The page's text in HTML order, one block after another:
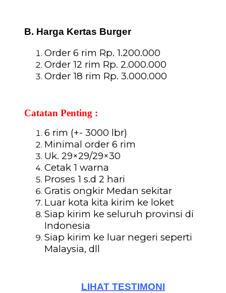
B. Harga Kertas Burger
Order 6 rim Rp. 1.200.000
Order 12 rim Rp. 2.000.000
Order 18 rim Rp. 3.000.000
Catatan Penting :
6 rim (+- 3000 lbr)
Minimal order 6 rim
Uk. 29×29/29×30
Cetak 1 warna
Proses 1 s.d 2 hari
Gratis ongkir Medan sekitar
Luar kota kita kirim ke loket
Siap kirim ke seluruh provinsi di
Indonesia
Siap kirim ke luar negeri seperti
Malaysia, dll
LIHAT TESTIMONI